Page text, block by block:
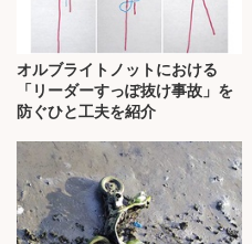
オルブライトノットにおける
「リーダーすっぽ抜け事故」を
防ぐひと工夫を紹介